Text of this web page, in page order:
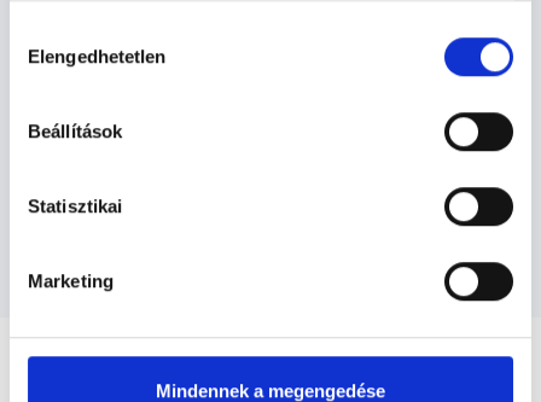
szabályzat:https://foglaljorvost.hu/info/foglaljorvost-
kiválasztása
Elengedhetetlen
Beállítások
Statisztikai
Marketing
Mindennek a megengedése
KAPCSOLÓDÓ SZAKTERÜLETEK
Szolgáltatások
Budapesti és vidéki fül-orr-gégész orvosok